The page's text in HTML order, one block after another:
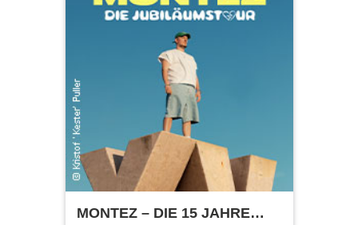
MONTEZ – DIE 15 JAHRE